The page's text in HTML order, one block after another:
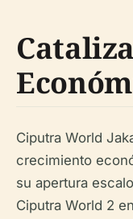
Ciputra World
crecimiento
su apertura
Ciputra World 2